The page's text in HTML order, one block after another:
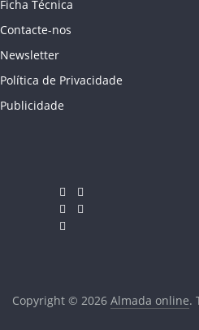
Ficha Técnica
Contacte-nos
Newsletter
Política de Privacidade
Publicidade
Copyright © 2026 Almada online.